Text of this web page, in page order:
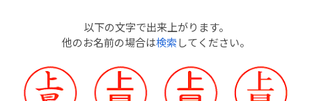
以下の文字で出来上がります。
他のお名前の場合は検索してください。